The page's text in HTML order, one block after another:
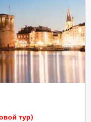
тур)